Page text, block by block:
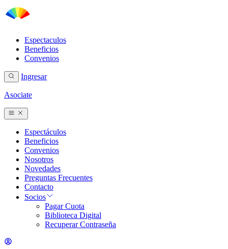
Espectaculos
Beneficios
Convenios
Ingresar
Asociate
Espectáculos
Beneficios
Convenios
Nosotros
Novedades
Preguntas Frecuentes
Contacto
Socios
Pagar Cuota
Biblioteca Digital
Recuperar Contraseña